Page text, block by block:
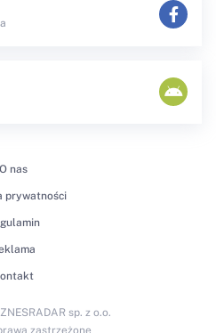
O nas
prywatności
sp. z o.o.
zastrzeżone